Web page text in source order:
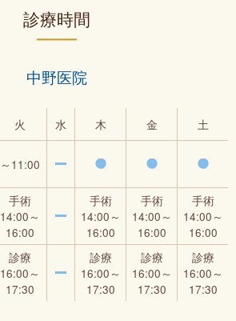
診療時間
中野医院
火 水 木 金
土
～11:00
手術
14:00～
16:00
手術
14:00～
16:00
手術
14:00～
16:00
手術
14:00～
16:00
診療
16:00～
17:30
診療
16:00～
17:30
診療
16:00～
17:30
診療
16:00～
17:30